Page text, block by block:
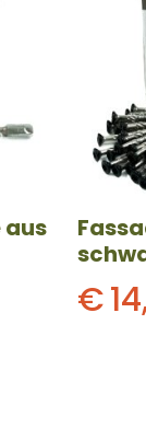
aus
€